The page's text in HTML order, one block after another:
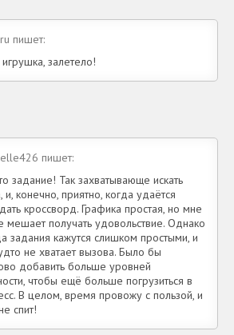
пишет:
залетело!
пишет:
задание! Так захватывающе искать
и, конечно, приятно, когда удаётся
кроссворд. Графика простая, но мне
мешает получать удовольствие. Однако
задания кажутся слишком простыми, и
не хватает вызова. Было бы
добавить больше уровней
чтобы ещё больше погрузиться в
В целом, время провожу с пользой, и
спит!